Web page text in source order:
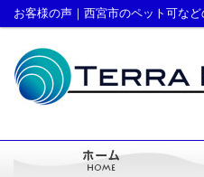
お客様の声｜西宮市のペット可な